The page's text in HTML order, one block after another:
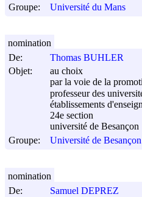
Groupe:
Université du Mans
De:
Thomas BUHLER
Objet:
au choix
par la voie de la
professeur des
établissements
24e section
université de Besançon
Groupe:
Université de Besançon
nomination
De:
Samuel DEPREZ
nomination